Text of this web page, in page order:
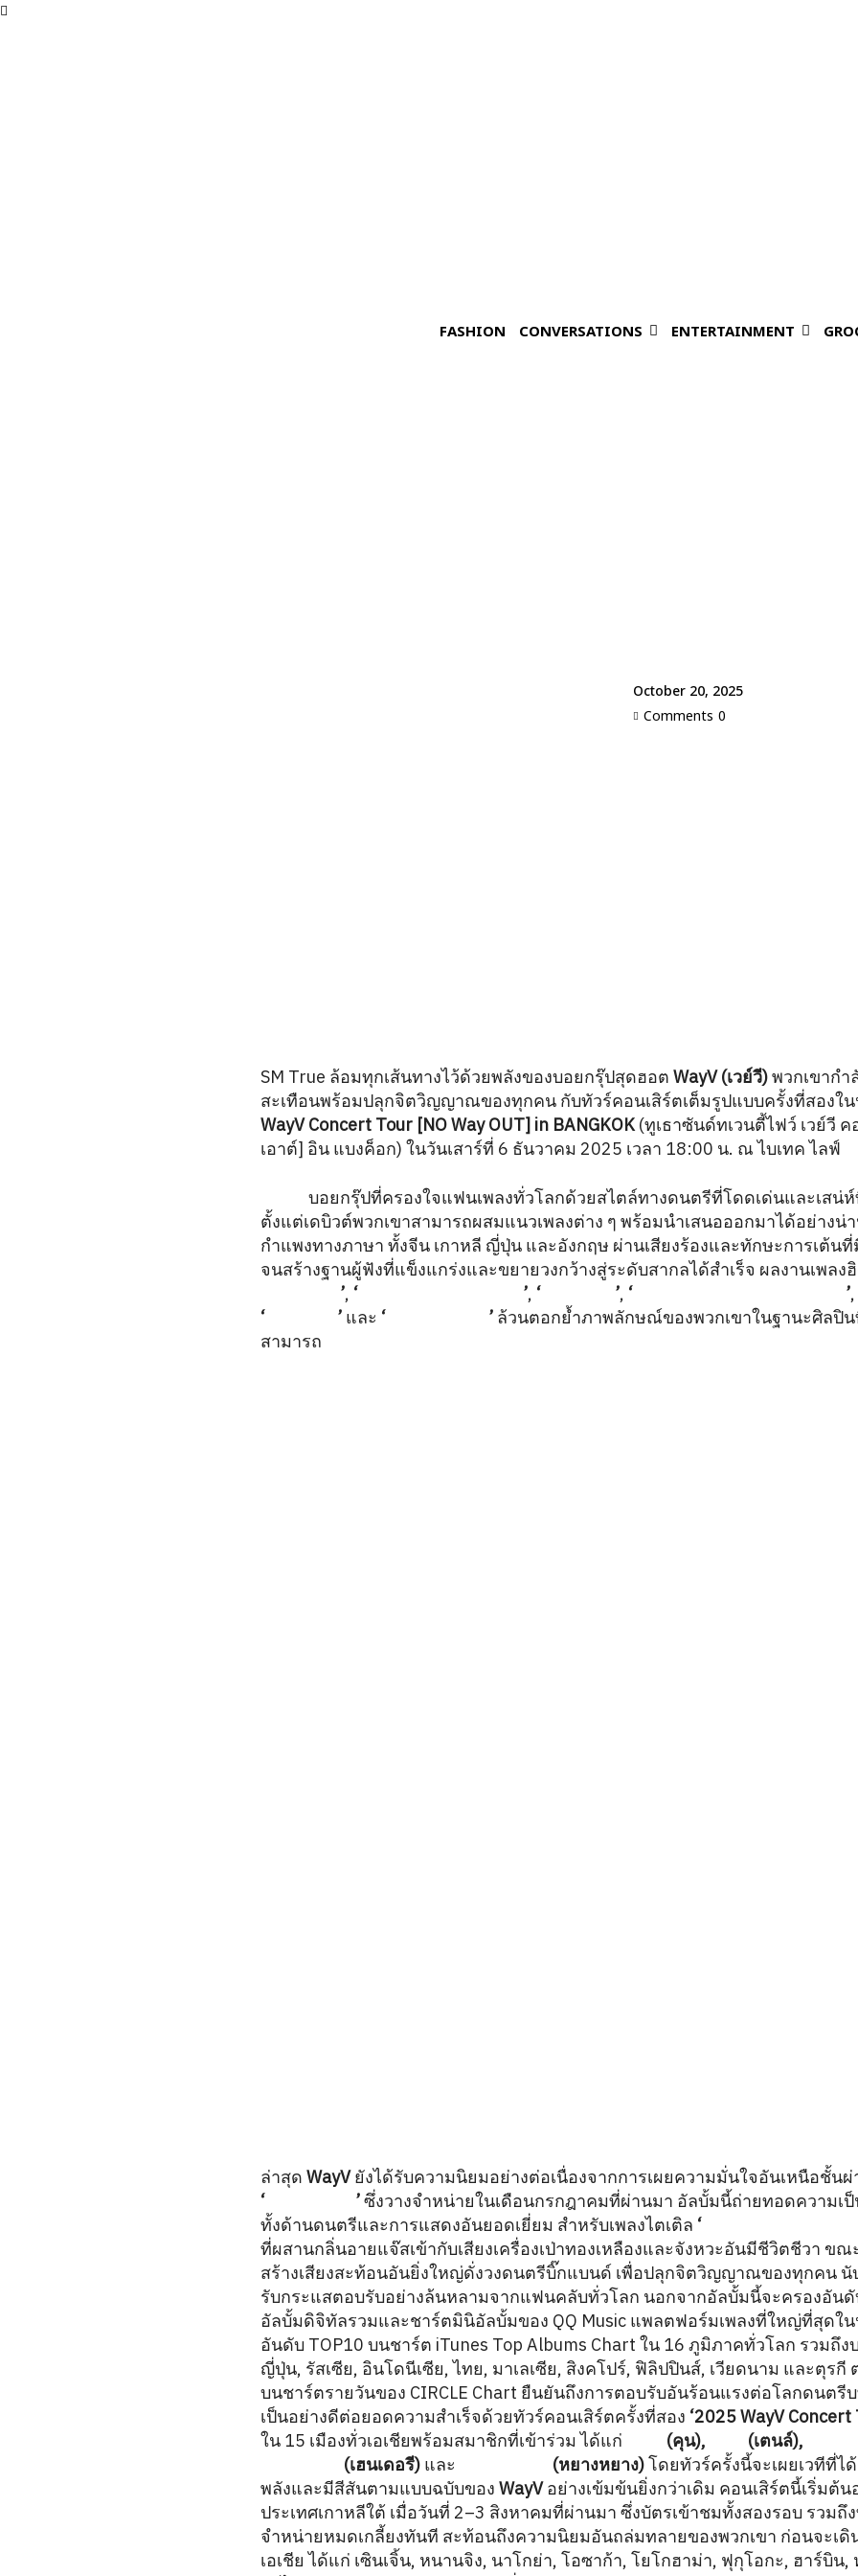
FASHION CONVERSATIONS ENTERTAINMENT
October 20, 2025
Comments 0
SM True ล้อมทุกเส้นทางไว้ด้วยพลังของบอยกรุ๊ปสุดฮอต WayV (เวย์วี)พวกเขากำ
สะเทือนพร้อมปลุกจิตวิญญาณของทุกคน กับทัวร์คอนเสิร์ตเต็มรูปแบบครั้งที่สองใน
WayV Concert Tour [NO Way OUT] in BANGKOK(ทูเธาซันด์ทเวนตี้ไฟว์ เวย์วี ค
เอาต์] อิน แบงค็อก) ในวันเสาร์ที่ 6 ธันวาคม 2025 เวลา 18:00 น. ณ ไบเทค ไลฟ์
บอยกรุ๊ปที่ครองใจแฟนเพลงทั่วโลกด้วยสไตล์ทางดนตรีที่โดดเด่นและเสน่
ตั้งแต่เดบิวต์พวกเขาสามารถผสมแนวเพลงต่าง ๆ พร้อมนำเสนอออกมาได้อย่างน่
กำแพงทางภาษา ทั้งจีน เกาหลี ญี่ปุ่น และอังกฤษ ผ่านเสียงร้องและทักษะการเต้น
จนสร้างฐานผู้ฟังที่แข็งแกร่งและขยายวงกว้างสู่ระดับสากลได้สำเร็จ ผลงานเพลง
’, ‘ ’, ‘ ’, ‘ ’,
‘
’ และ ‘ ’ ล้วนตอกย้ำภาพลักษณ์ของพวกเขาในฐานะศิลปิ
สามารถ
ล่าสุด WayVยังได้รับความนิยมอย่างต่อเนื่องจากการเผยความมั่นใจอันเหนือชั้น
‘
’ซึ่งวางจำหน่ายในเดือนกรกฎาคมที่ผ่านมา อัลบั้มนี้ถ่ายทอดความเ
ทั้งด้านดนตรีและการแสดงอันยอดเยี่ยม สำหรับเพลงไตเติล ‘
ที่ผสานกลิ่นอายแจ๊สเข้ากับเสียงเครื่องเป่าทองเหลืองและจังหวะอันมีชีวิตชีวา ขณ
สร้างเสียงสะท้อนอันยิ่งใหญ่ดั่งวงดนตรีบิ๊กแบนด์ เพื่อปลุกจิตวิญญาณของทุกคน นั
รับกระแสตอบรับอย่างล้นหลามจากแฟนคลับทั่วโลก นอกจากอัลบั้มนี้จะครองอัน
อัลบั้มดิจิทัลรวมและชาร์ตมินิอัลบั้มของ QQ Music แพลตฟอร์มเพลงที่ใหญ่ที่สุดใ
อันดับ TOP10 บนชาร์ต iTunes Top Albums Chart ใน 16 ภูมิภาคทั่วโลก รวมถึง
ญี่ปุ่น, รัสเซีย, อินโดนีเซีย, ไทย, มาเลเซีย, สิงคโปร์, ฟิลิปปินส์, เวียดนาม และตุร
บนชาร์ตรายวันของ CIRCLE Chart ยืนยันถึงการตอบรับอันร้อนแรงต่อโลกดนตรี
เป็นอย่างดีต่อยอดความสำเร็จด้วยทัวร์คอนเสิร์ตครั้งที่สอง ‘2025 WayV Concert
ใน 15 เมืองทั่วเอเชียพร้อมสมาชิกที่เข้าร่วม ได้แก่
(คุน), (เตนล์),
(เฮนเดอรี) และ (หยางหยาง)โดยทัวร์ครั้งนี้จะเผยเวทีที่ไ
พลังและมีสีสันตามแบบฉบับของ WayVอย่างเข้มข้นยิ่งกว่าเดิม คอนเสิร์ตนี้เริ่มต้
ประเทศเกาหลีใต้ เมื่อวันที่ 2–3 สิงหาคมที่ผ่านมา ซึ่งบัตรเข้าชมทั้งสองรอบ รวมถึ
จำหน่ายหมดเกลี้ยงทันที สะท้อนถึงความนิยมอันถล่มทลายของพวกเขา ก่อนจะเดิ
เอเชีย ได้แก่ เซินเจิ้น, หนานจิง, นาโกย่า, โอซาก้า, โยโกฮาม่า, ฟุกุโอกะ, ฮาร์บิน,